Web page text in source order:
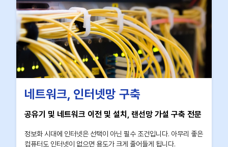
네트워크, 인터넷망 구축
공유기 및 네트워크 이전 및 설치, 랜선망 가설 구축 전문
정보화 시대에 인터넷은 선택이 아닌 필수 조건입니다. 아무리 좋은
컴퓨터도 인터넷이 없으면 용도가 크게 줄어들게 됩니다.